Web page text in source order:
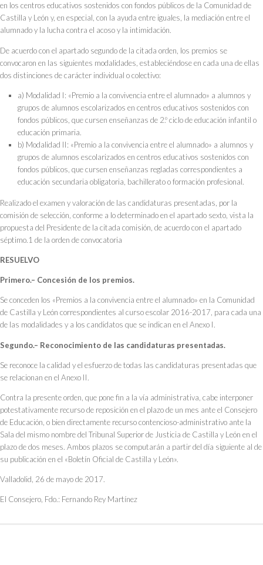
en los centros educativos sostenidos con fondos públicos de la Comunidad de
Castilla y León y, en especial, con la ayuda entre iguales, la mediación entre el
alumnado y la lucha contra el acoso y la intimidación.
De acuerdo con el apartado segundo de la citada orden, los premios se
convocaron en las siguientes modalidades, estableciéndose en cada una de ellas
dos distinciones de carácter individual o colectivo:
a) Modalidad I: «Premio a la convivencia entre el alumnado» a alumnos y
grupos de alumnos escolarizados en centros educativos sostenidos con
fondos públicos, que cursen enseñanzas de 2.º ciclo de educación infantil o
educación primaria.
b) Modalidad II: «Premio a la convivencia entre el alumnado» a alumnos y
grupos de alumnos escolarizados en centros educativos sostenidos con
fondos públicos, que cursen enseñanzas regladas correspondientes a
educación secundaria obligatoria, bachillerato o formación profesional.
Realizado el examen y valoración de las candidaturas presentadas, por la
comisión de selección, conforme a lo determinado en el apartado sexto, vista la
propuesta del Presidente de la citada comisión, de acuerdo con el apartado
séptimo.1 de la orden de convocatoria
RESUELVO
Primero.– Concesión de los premios.
Se conceden los «Premios a la convivencia entre el alumnado» en la Comunidad
de Castilla y León correspondientes al curso escolar 2016-2017, para cada una
de las modalidades y a los candidatos que se indican en el Anexo I.
Segundo.– Reconocimiento de las candidaturas presentadas.
Se reconoce la calidad y el esfuerzo de todas las candidaturas presentadas que
se relacionan en el Anexo II.
Contra la presente orden, que pone fin a la vía administrativa, cabe interponer
potestativamente recurso de reposición en el plazo de un mes ante el Consejero
de Educación, o bien directamente recurso contencioso-administrativo ante la
Sala del mismo nombre del Tribunal Superior de Justicia de Castilla y León en el
plazo de dos meses. Ambos plazos se computarán a partir del día siguiente al de
su publicación en el «Boletín Oficial de Castilla y León».
Valladolid, 26 de mayo de 2017.
El Consejero, Fdo.: Fernando Rey Martínez